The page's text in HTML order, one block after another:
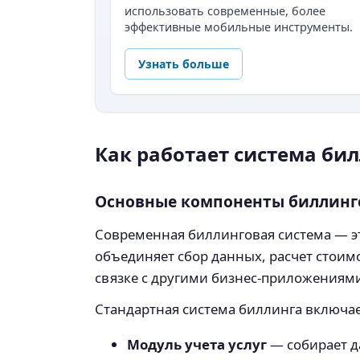
использовать современные, более
эффективные мобильные инструменты.
Узнать больше
Как работает система
Основные компоненты
Современная биллинговая система —
объединяет сбор данных, расчет
связке с другими бизнес-
Стандартная система биллинга
Модуль учета услуг— собирает